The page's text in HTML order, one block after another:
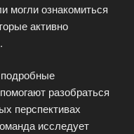
могли ознакомиться
активно
разобраться
перспективах
исследует